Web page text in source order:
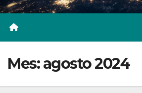
Mes:agosto 2024